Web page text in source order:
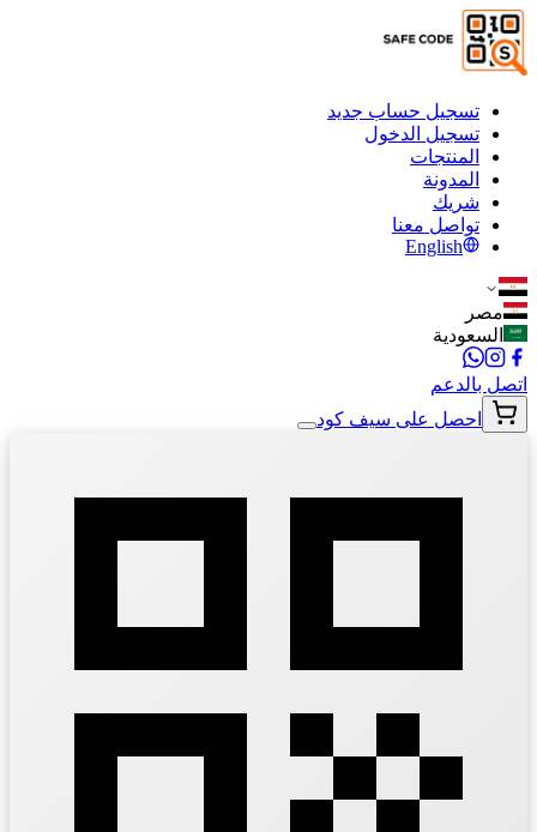
تسجيل حساب جديد
تسجيل الدخول
المنتجات
المدونة
شريك
تواصل معنا
English
مصر
السعودية
اتصل بالدعم
احصل على سيف كود